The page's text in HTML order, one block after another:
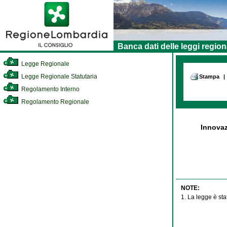
Banca dati delle leggi
Legge Regionale
Legge Regionale Statutaria
Regolamento Interno
Regolamento Regionale
Stampa |
NOTE:
1. La legge è